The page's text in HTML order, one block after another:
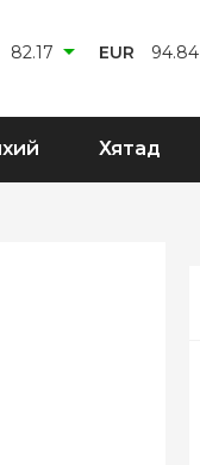
82.17 EUR 94.84
Хятад